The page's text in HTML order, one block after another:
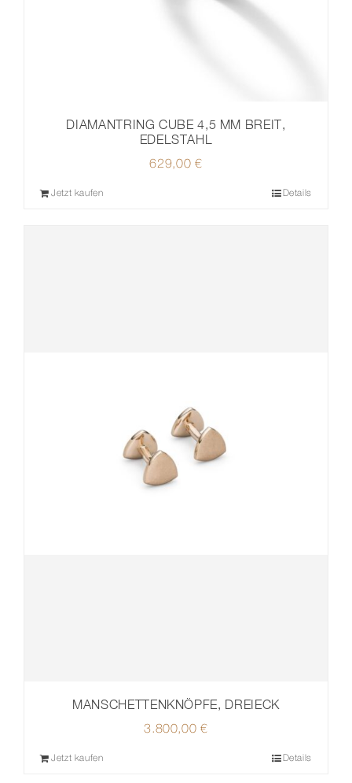
DIAMANTRING CUBE 4,5 MM BREIT,
EDELSTAHL
629,00 €
Jetzt kaufen Details
MANSCHETTENKNÖPFE, DREIECK
3.800,00€
Jetzt kaufen Details